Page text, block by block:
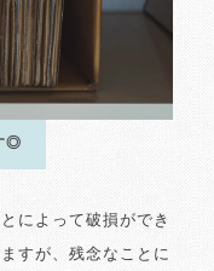
◎
によって破損ができ
すが、残念なことに